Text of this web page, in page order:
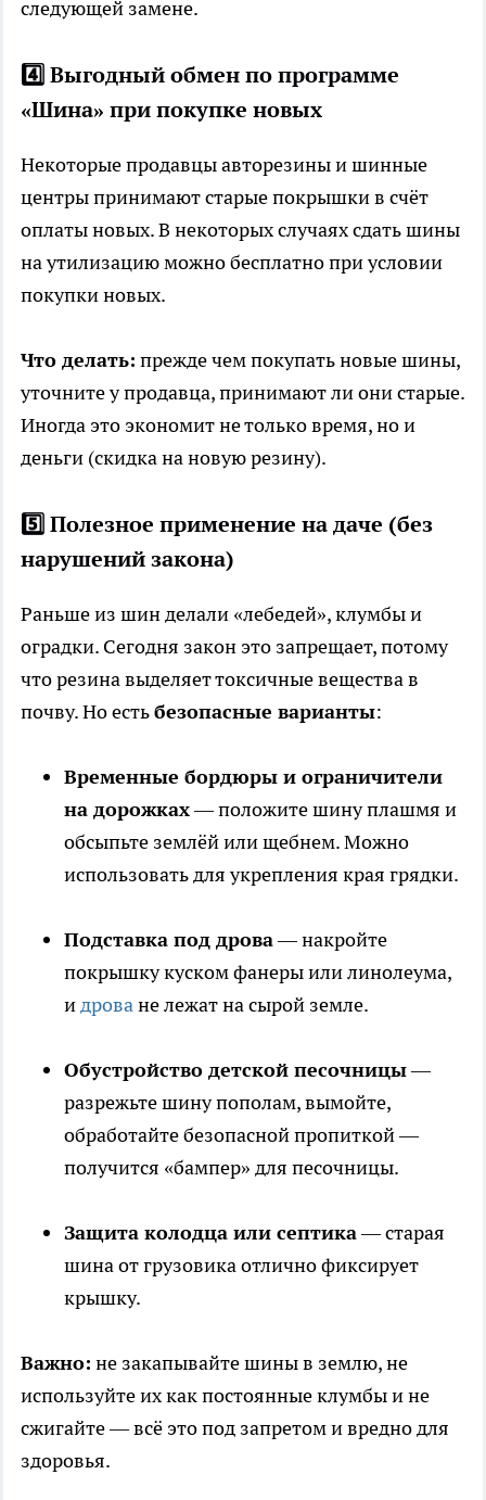
следующей замене.
4️⃣ Выгодный обмен по программе
«Шина» при покупке новых
Некоторые продавцы авторезины и шинные
центры принимают старые покрышки в счёт
оплаты новых. В некоторых случаях сдать шины
на утилизацию можно бесплатно при условии
покупки новых.
Что делать: прежде чем покупать новые шины,
уточните у продавца, принимают ли они старые.
Иногда это экономит не только время, но и
деньги (скидка на новую резину).
5️⃣ Полезное применение на даче (без
нарушений закона)
Раньше из шин делали «лебедей», клумбы и
оградки. Сегодня закон это запрещает, потому
что резина выделяет токсичные вещества в
почву. Но естьбезопасные варианты:
Временные бордюры и ограничители
на дорожках— положите шину плашмя и
обсыпьте землёй или щебнем. Можно
использовать для укрепления края грядки.
Подставка под дрова— накройте
покрышку куском фанеры или линолеума,
идроване лежат на сырой земле.
Обустройство детской песочницы—
разрежьте шину пополам, вымойте,
обработайте безопасной пропиткой —
получится «бампер» для песочницы.
Защита колодца или септика— старая
шина от грузовика отлично фиксирует
крышку.
Важно: не закапывайте шины в землю, не
используйте их как постоянные клумбы и не
сжигайте — всё это под запретом и вредно для
здоровья.